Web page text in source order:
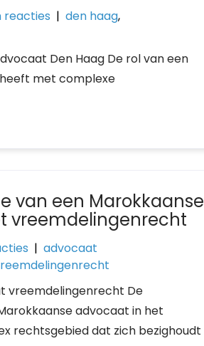
reacties |den haag,
Den Haag De rol van een
met complexe
van een Marokkaanse
vreemdelingenrecht
|advocaat
vreemdelingenrecht De
advocaat in het
rechtsgebied dat zich bezighoudt